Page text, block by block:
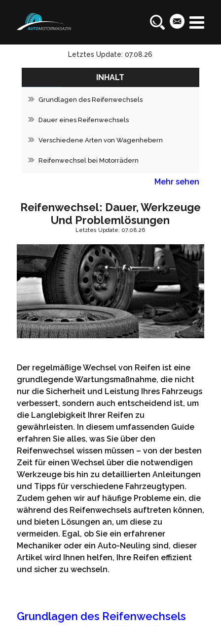
Letztes Update: 07.08.26
INHALT
Grundlagen des Reifenwechsels
Dauer eines Reifenwechsels
Verschiedene Arten von Wagenhebern
Reifenwechsel bei Motorrädern
Mehr sehen
Reifenwechsel: Dauer, Werkzeuge
Und Problemlösungen
Letztes Update: 07.08.26
Der regelmäßige Wechsel von Reifen ist eine
grundlegende Wartungsmaßnahme, die nicht
nur die Sicherheit und Leistung Ihres Fahrzeugs
verbessert, sondern auch entscheidend ist, um
die Langlebigkeit Ihrer Reifen zu
gewährleisten. In diesem umfassenden Guide
erfahren Sie alles, was Sie über den
Reifenwechsel wissen müssen – von der besten
Zeit für einen Wechsel über die notwendigen
Werkzeuge bis hin zu detaillierten Anleitungen
und Tipps für verschiedene Fahrzeugtypen.
Zudem gehen wir auf häufige Probleme ein, die
während des Reifenwechsels auftreten können,
und bieten Lösungen an, um diese zu
vermeiden. Egal, ob Sie ein erfahrener
Mechaniker oder ein Auto-Neuling sind, dieser
Artikel wird Ihnen helfen, Ihre Reifen effizient
und sicher zu wechseln.
Grundlagen des Reifenwechsels